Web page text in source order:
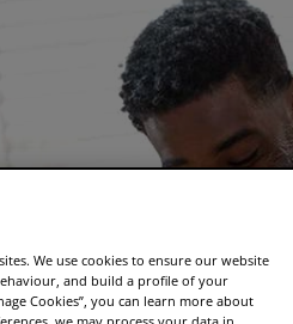
We use cookies to ensure our website
and build a profile of your
Cookies”, you can learn more about